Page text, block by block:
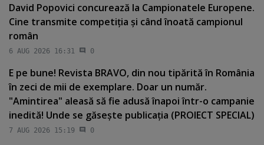
David Popovici concurează la Campionatele Europene.
Cine transmite competiţia şi când înoată campionul
român
6 AUG 2026 16:31 0
E pe bune! Revista BRAVO, din nou tipărită în România
în zeci de mii de exemplare. Doar un număr.
"Amintirea" aleasă să fie adusă înapoi într-o campanie
inedită! Unde se găseşte publicaţia (PROIECT SPECIAL)
7 AUG 2026 15:19 0